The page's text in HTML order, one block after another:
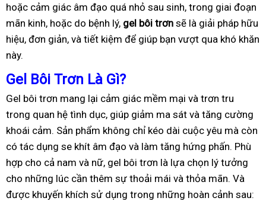
hoặc cảm giác âm đạo quá nhỏ sau sinh, trong giai đoạn
mãn kinh, hoặc do bệnh lý, gel bôi trơn sẽ là giải pháp hữu
hiệu, đơn giản, và tiết kiệm để giúp bạn vượt qua khó khăn
này.
Gel Bôi Trơn Là Gì?
Gel bôi trơn mang lại cảm giác mềm mại và trơn tru
trong quan hệ tình dục, giúp giảm ma sát và tăng cường
khoái cảm. Sản phẩm không chỉ kéo dài cuộc yêu mà còn
có tác dụng se khít âm đạo và làm tăng hứng phấn. Phù
hợp cho cả nam và nữ, gel bôi trơn là lựa chọn lý tưởng
cho những lúc cần thêm sự thoải mái và thỏa mãn. Và
được khuyến khích sử dụng trong những hoàn cảnh sau: